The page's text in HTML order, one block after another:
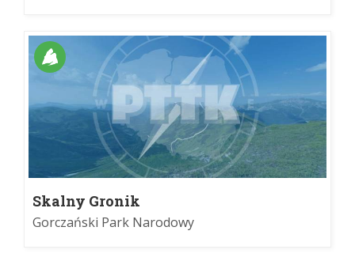
Skalny Gronik
Gorczański Park Narodowy